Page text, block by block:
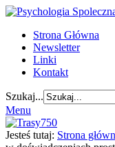
Strona Główna
Newsletter
Linki
Kontakt
Szukaj...
Menu
Jesteś tutaj: Strona